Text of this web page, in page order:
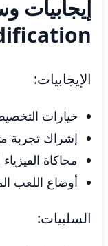
الإيجابيات:
خيارات
إشراك تجربة
محاكاة الفيزياء
أوضاع اللعب
السلبيات: